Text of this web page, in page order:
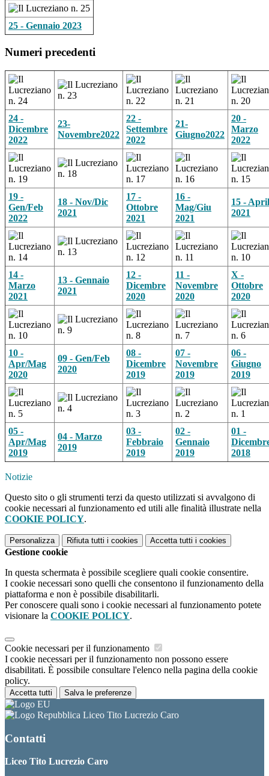
25 - Gennaio 2023
Numeri precedenti
24 -
Dicembre
2022
23-
Novembre2022
22 -
Settembre
2022
21-
Giugno2022
20 -
Marzo
2022
19 -
Gen/Feb
2022
18 - Nov/Dic
2021
17 -
Ottobre
2021
16 -
Mag/Giu
2021
15 -
2021
14 -
Marzo
2021
13 - Gennaio
2021
12 -
Dicembre
2020
11 -
Novembre
2020
X -
Ottobre
2020
10 -
Apr/Mag
2020
09 - Gen/Feb
2020
08 -
Dicembre
2019
07 -
Novembre
2019
06 -
Giugno
2019
05 -
Apr/Mag
2019
04 - Marzo
2019
03 -
Febbraio
2019
02 -
Gennaio
2019
01 -
2018
Notizie
Questo sito o gli strumenti terzi da questo utilizzati si avvalgono di
cookie necessari al funzionamento ed utili alle finalità illustrate nella
COOKIE POLICY.
Personalizza Rifiuta tutti i cookies Accetta tutti i cookies
Gestione cookie
In questa schermata è possibile scegliere quali cookie consentire.
I cookie necessari sono quelli che consentono il funzionamento della
piattaforma e non è possibile disabilitarli.
Per conoscere quali sono i cookie necessari al funzionamento potete
visionare la COOKIE POLICY.
Cookie necessari per il funzionamento
I cookie necessari per il funzionamento non possono essere
disabilitati. È possibile consultare l'elenco nella pagina della cookie
policy.
Accetta tutti Salva le preferenze
Liceo Tito Lucrezio Caro
Contatti
Liceo Tito Lucrezio Caro